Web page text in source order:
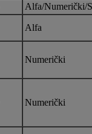
Alfa/Numerički/
Alfa
Numerički
Numerički